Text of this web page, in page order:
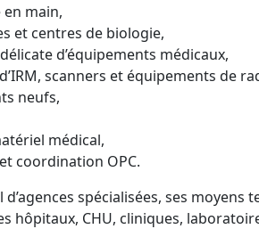
main,
et centres de biologie,
d’équipements médicaux,
scanners et équipements de
neufs,
médical,
coordination OPC.
spécialisées, ses
hôpitaux, CHU, cliniques,